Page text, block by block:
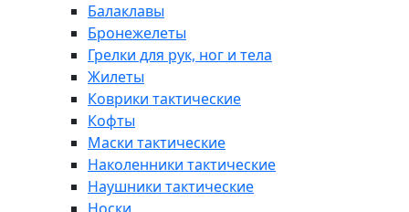
Балаклавы
Бронежелеты
Грелки для рук, ног и тела
Жилеты
Коврики тактические
Кофты
Маски тактические
Наколенники тактические
Наушники тактические